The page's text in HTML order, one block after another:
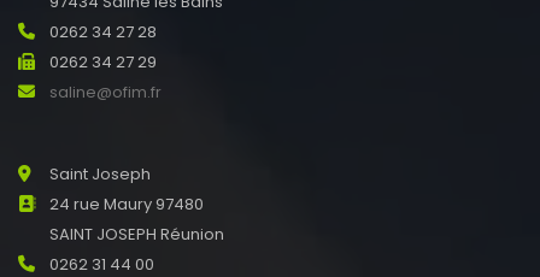
0262 34 27 28
0262 34 27 29
saline@ofim.fr
Saint Joseph
24 rue Maury 97480
SAINT JOSEPH Réunion
0262 31 44 00